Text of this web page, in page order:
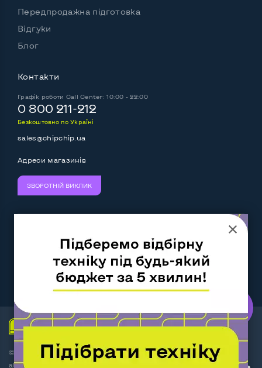
Передпродажна підготовка
Відгуки
Блог
Контакти
Графік роботи Call Center: 10:00 - 22:00
0 800 211-212
Безкоштовно по Україні
sales@chipchip.ua
Адреси магазинів
ЗВОРОТНІЙ ВИКЛИК
Слідкуйте за нами:
Work.ua— самий кльовий
наш партнер
© Інтернет-магазин ChipChip - комп'ютерна техніка і
аксесуари 2014-2026